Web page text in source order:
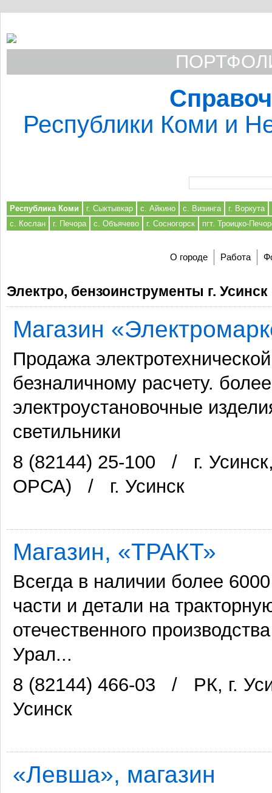
Республики Коми и
Республика Коми г. Сыктывкар с. Айкино с. Визинга
г. Воркута
с. Кослан
г. Печора с. Объячево г. Сосногорск пгт. Троицко-
О городе Работа
Электро, бензоинструменты г. Усинск
Магазин
Продажа
безналичному расчету.
электроустановочные
светильники
8 (82144) 25-100
/
г.
ОРСА)
/ г. Усинск
Магазин, «ТРАКТ»
Всегда в наличии более
части и детали на
отечественного
Урал...
8 (82144) 466-03
/
РК, г.
Усинск
«Левша», магазин